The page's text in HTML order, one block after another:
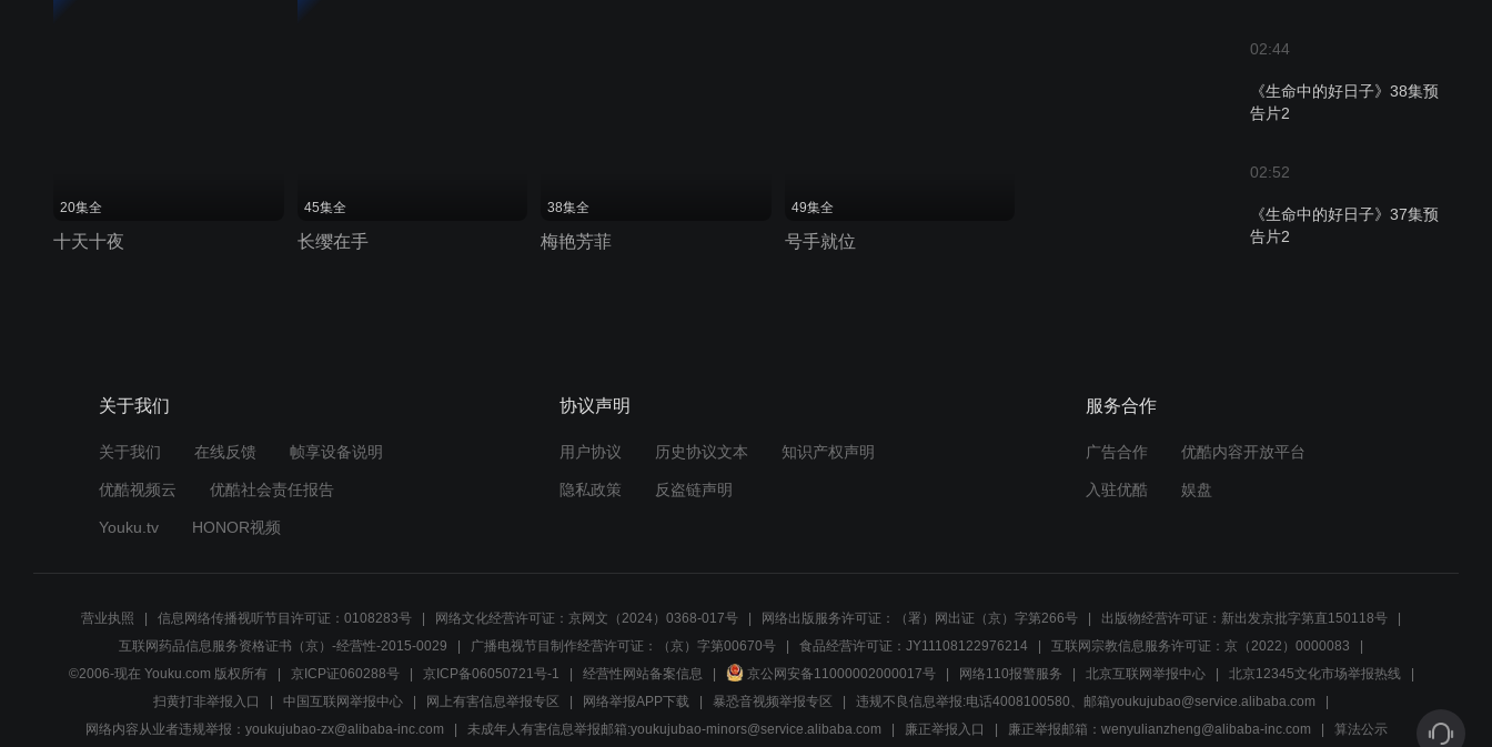
02:44
《生命中的好日子》38集预
告片2
02:52
《生命中的好日子》37集预
告片2
《生命中的好日子》33集预
02:27
预告
《生命中的好日子》33集预
告片
20集全
十天十夜
45集全
长缨在手
38集全
梅艳芳菲
49集全
号手就位
关于我们
关于我们 在线反馈 帧享设备说明
优酷视频云 优酷社会责任报告
Youku.tv HONOR视频
协议声明
用户协议 历史协议文本 知识产权声明
隐私政策 反盗链声明
服务合作
广告合作 优酷内容开放平台
入驻优酷 娱盘
营业执照 信息网络传播视听节目许可证：0108283号 网络文化经营许可证：京网文（2024）0368-017号 网络出版服务许可证：（署）网出证（京）字第266号
出版物经营许可证：新出发京批字第直150118号
互联网药品信息服务资格证书（京）-经营性-2015-0029
广播电视节目制作经营许可证：（京）字第00670号 食品经营许可证：JY11108122976214
互联网宗教信息服务许可证：京（2022）0000083
©2006-现在 Youku.com 版权所有
京ICP证060288号 京ICP备06050721号-1 经营性网站备案信息 京公网安备11000002000017号 网络110报警服务 北京互联网举报中心
北京12345文化市场举报热线
扫黄打非举报入口
中国互联网举报中心 网上有害信息举报专区 网络举报APP下载 暴恐音视频举报专区
违规不良信息举报:电话4008100580、邮箱youkujubao@service.alibaba.com
网络内容从业者违规举报：youkujubao-zx@alibaba-inc.com
未成年人有害信息举报邮箱:youkujubao-minors@service.alibaba.com 廉正举报入口 廉正举报邮箱：wenyulianzheng@alibaba-inc.com 算法公示